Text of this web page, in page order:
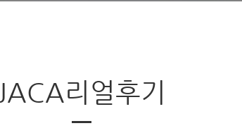
JACA리얼후기